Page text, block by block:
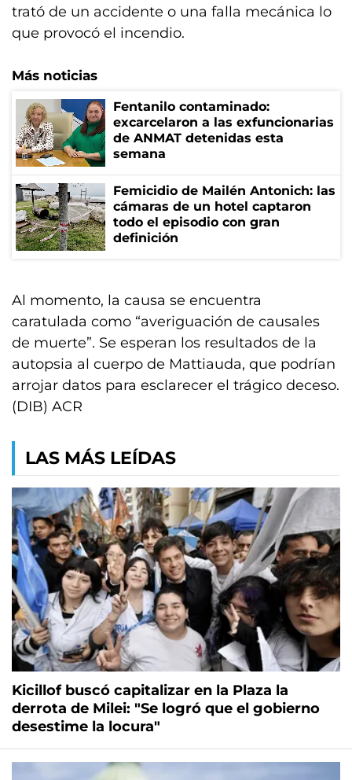
trató de un accidente o una falla mecánica lo
que provocó el incendio.
Más noticias
Fentanilo contaminado:
excarcelaron a las exfuncionarias
de ANMAT detenidas esta
semana
Femicidio de Mailén Antonich: las
cámaras de un hotel captaron
todo el episodio con gran
definición
Al momento, la causa se encuentra
caratulada como “averiguación de causales
de muerte”. Se esperan los resultados de la
autopsia al cuerpo de Mattiauda, que podrían
arrojar datos para esclarecer el trágico deceso.
(DIB) ACR
LAS MÁS LEÍDAS
Kicillof buscó capitalizar en la Plaza la
derrota de Milei: "Se logró que el gobierno
desestime la locura"